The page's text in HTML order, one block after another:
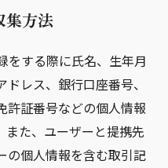
集方法
をする際に氏名、生年月
レス、銀行口座番号、
許証番号などの個人情報
また、ユーザーと提携先
の個人情報を含む取引記